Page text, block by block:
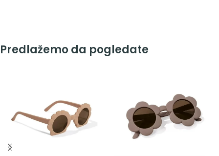
Predlažemo da pogledate